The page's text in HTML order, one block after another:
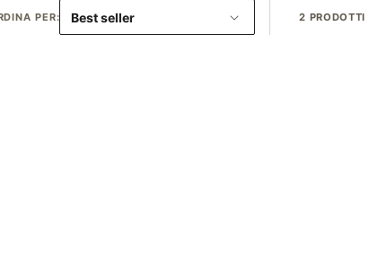
PER: 2 PRODOTTI